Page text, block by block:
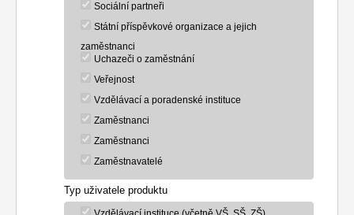
Sociální partneři
Státní příspěvkové organizace a jejich
zaměstnanci
Uchazeči o zaměstnání
Veřejnost
Vzdělávací a poradenské instituce
Zaměstnanci
Zaměstnanci
Zaměstnavatelé
Typ uživatele produktu